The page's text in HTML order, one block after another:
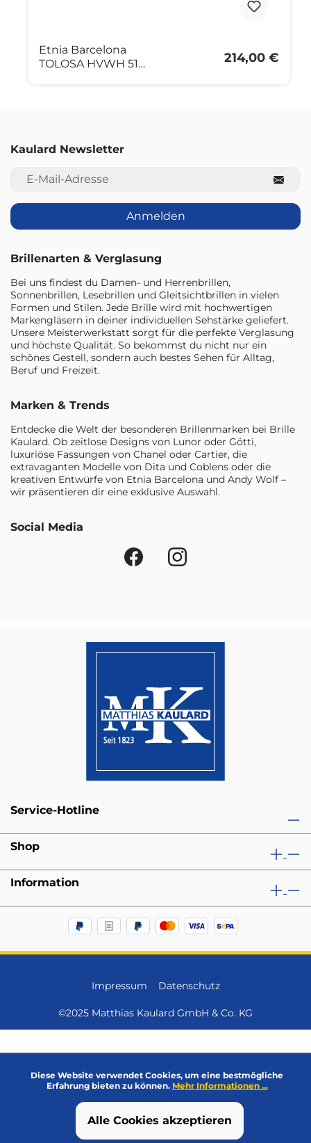
Etnia Barcelona
TOLOSA HVWH 51
214,00 €
Kaulard Newsletter
E-Mail-Adresse
Anmelden
Brillenarten & Verglasung
Bei uns findest du Damen- und Herrenbrillen,
Sonnenbrillen, Lesebrillen und Gleitsichtbrillen in vielen
Formen und Stilen. Jede Brille wird mit hochwertigen
Markengläsern in deiner individuellen Sehstärke geliefert.
Unsere Meisterwerkstatt sorgt für die perfekte Verglasung
und höchste Qualität. So bekommst du nicht nur ein
schönes Gestell, sondern auch bestes Sehen für Alltag,
Beruf und Freizeit.
Marken & Trends
Entdecke die Welt der besonderen Brillenmarken bei Brille
Kaulard. Ob zeitlose Designs von Lunor oder Götti,
luxuriöse Fassungen von Chanel oder Cartier, die
extravaganten Modelle von Dita und Coblens oder die
kreativen Entwürfe von Etnia Barcelona und Andy Wolf –
wir präsentieren dir eine exklusive Auswahl.
Social Media
Service-Hotline
Shop
Information
Impressum Datenschutz
©2025 Matthias Kaulard GmbH & Co. KG
Diese Website verwendet Cookies, um eine bestmögliche
Erfahrung bieten zu können. Mehr Informationen ...
Alle Cookies akzeptieren